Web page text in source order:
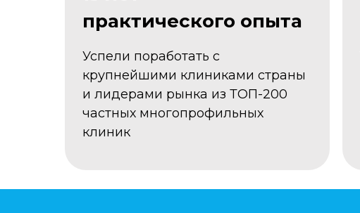
практического опыта
Успели поработать с
крупнейшими клиниками страны
и лидерами рынка из ТОП-200
частных многопрофильных
клиник